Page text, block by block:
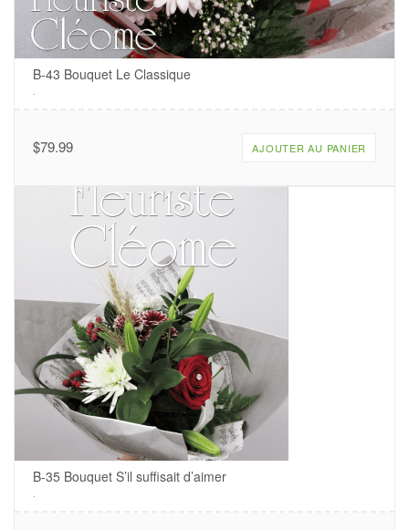
B-43 Bouquet Le Classique
$79.99 AJOUTER AU PANIER
B-35 Bouquet S’il suffisait d’aimer